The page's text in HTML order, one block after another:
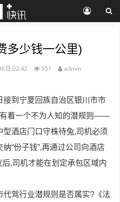
多少钱一公里)
日 02:42 951 admin
接到宁夏回族自治区银川市市
有着一个不为人知的潜规则——
酒店门口守株待兔,司机必须
“份子钱”,再通过公司向酒店
后,司机才能在划定承包区域内
驾行业潜规则是否属实?《法